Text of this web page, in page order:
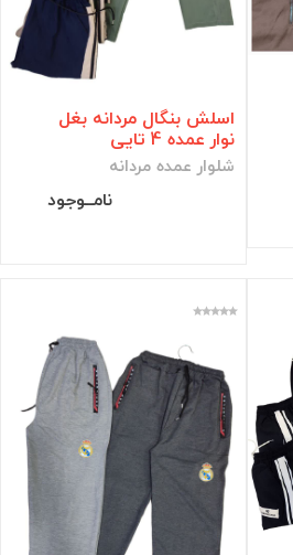
اسلش بنگال مردانه بغل
نوار عمده 4 تایی
شلوار عمده مردانه
نامــوجود